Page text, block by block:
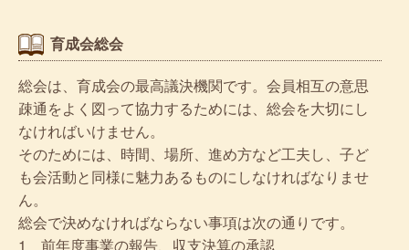
育成会総会
総会は、育成会の最高議決機関です。会員相互の意思
疎通をよく図って協力するためには、総会を大切にし
なければいけません。
そのためには、時間、場所、進め方など工夫し、子ど
も会活動と同様に魅力あるものにしなければなりませ
ん。
総会で決めなければならない事項は次の通りです。
1 前年度事業の報告、収支決算の承認